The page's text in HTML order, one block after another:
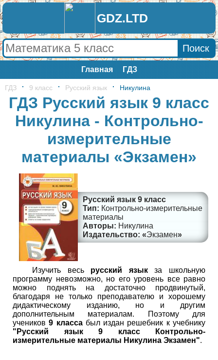
GDZ.LTD
Главная ГДЗ
ГДЗ 9 класс Русский язык Никулина
ГДЗ Русский язык 9 класс
Никулина - Контрольно-
измерительные
материалы «Экзамен»
Русский язык 9 класс
Контрольно-измерительные
материалы
Никулина
Экзамен
Изучить весь русский языкза школьную
программу невозможно, но его уровень все равно
можно поднять на достаточно продвинутый,
благодаря не только преподавателю и хорошему
дидактическому изданию, но и другим
дополнительным материалам. Поэтому для
учеников9 классабыл издан решебник к учебнику
"Русский язык 9 класс Контрольно-
измерительные материалы Никулина Экзамен".